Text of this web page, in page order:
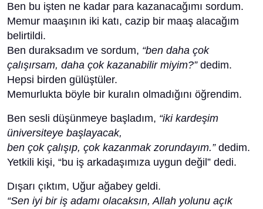
Ben bu işten ne kadar para kazanacağımı sordum.
Memur maaşının iki katı, cazip bir maaş alacağım
belirtildi.
Ben duraksadım ve sordum, “ben daha çok
çalışırsam, daha çok kazanabilir miyim?”dedim.
Hepsi birden gülüştüler.
Memurlukta böyle bir kuralın olmadığını öğrendim.
Ben sesli düşünmeye başladım, “iki kardeşim
üniversiteye başlayacak,
ben çok çalışıp, çok kazanmak zorundayım.” dedim.
Yetkili kişi, “bu iş arkadaşımıza uygun değil” dedi.
Dışarı çıktım, Uğur ağabey geldi.
“Sen iyi bir iş adamı olacaksın, Allah yolunu açık